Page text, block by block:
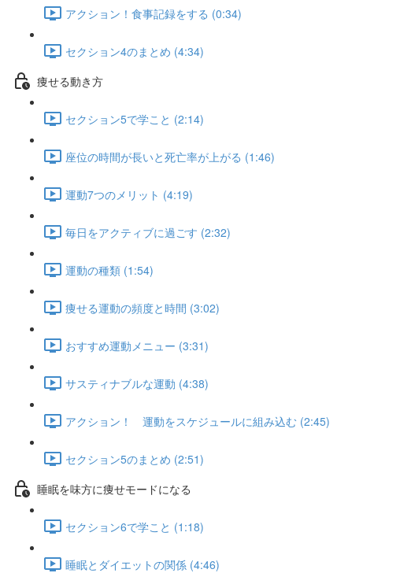
アクション！食事記録をする (0:34)
セクション4のまとめ (4:34)
痩せる動き方
セクション5で学こと (2:14)
座位の時間が長いと死亡率が上がる (1:46)
運動7つのメリット (4:19)
毎日をアクティブに過ごす (2:32)
運動の種類 (1:54)
痩せる運動の頻度と時間 (3:02)
おすすめ運動メニュー (3:31)
サスティナブルな運動 (4:38)
アクション！ 運動をスケジュールに組み込む (2:45)
セクション5のまとめ (2:51)
睡眠を味方に痩せモードになる
セクション6で学こと (1:18)
睡眠とダイエットの関係 (4:46)